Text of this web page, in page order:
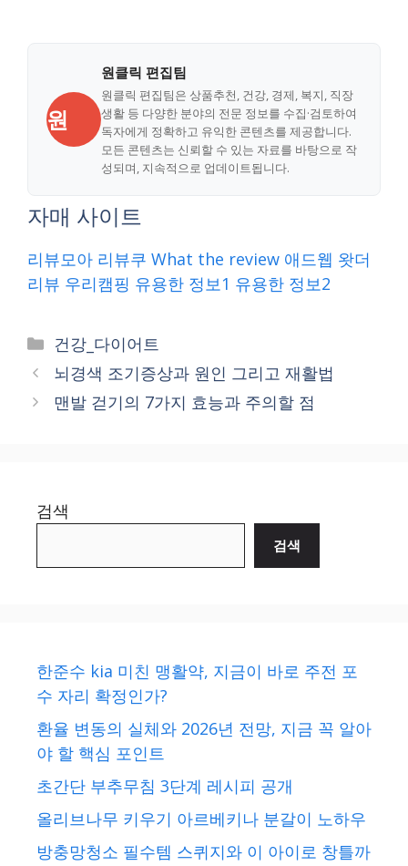
원
원클릭 편집팀
원클릭 편집팀은 상품추천, 건강, 경제, 복지, 직장
생활 등 다양한 분야의 전문 정보를 수집·검토하여
독자에게 정확하고 유익한 콘텐츠를 제공합니다.
모든 콘텐츠는 신뢰할 수 있는 자료를 바탕으로 작
성되며, 지속적으로 업데이트됩니다.
자매 사이트
리뷰모아 리뷰쿠 What the review 애드웹 왓더
리뷰 우리캠핑 유용한 정보1 유용한 정보2
Categories
건강_다이어트
뇌경색 조기증상과 원인 그리고 재활법
맨발 걷기의 7가지 효능과 주의할 점
검색
검색
한준수 kia 미친 맹활약, 지금이 바로 주전 포
수 자리 확정인가?
환율 변동의 실체와 2026년 전망, 지금 꼭 알아
야 할 핵심 포인트
초간단 부추무침 3단계 레시피 공개
올리브나무 키우기 아르베키나 분갈이 노하우
방충망청소 필수템 스퀴지와 이 아이로 창틀까